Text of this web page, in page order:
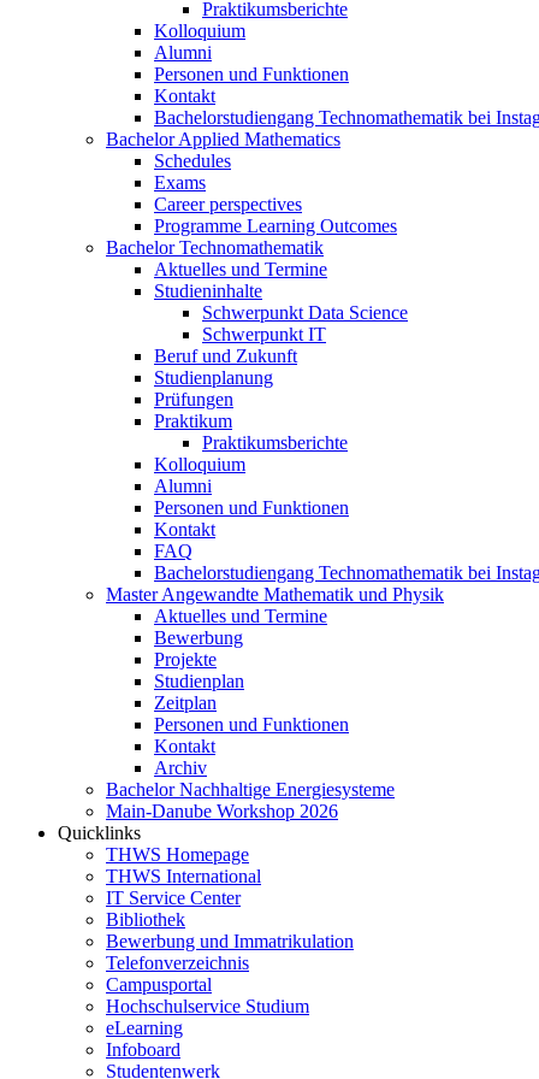
Praktikumsberichte
Kolloquium
Alumni
Personen und Funktionen
Kontakt
Bachelorstudiengang Technomathematik bei
Bachelor Applied Mathematics
Schedules
Exams
Career perspectives
Programme Learning Outcomes
Bachelor Technomathematik
Aktuelles und Termine
Studieninhalte
Schwerpunkt Data Science
Schwerpunkt IT
Beruf und Zukunft
Studienplanung
Prüfungen
Praktikum
Praktikumsberichte
Kolloquium
Alumni
Personen und Funktionen
Kontakt
FAQ
Bachelorstudiengang Technomathematik bei
Master Angewandte Mathematik und Physik
Aktuelles und Termine
Bewerbung
Projekte
Studienplan
Zeitplan
Personen und Funktionen
Kontakt
Archiv
Bachelor Nachhaltige Energiesysteme
Main-Danube Workshop 2026
Quicklinks
THWS Homepage
THWS International
IT Service Center
Bibliothek
Bewerbung und Immatrikulation
Telefonverzeichnis
Campusportal
Hochschulservice Studium
eLearning
Infoboard
Studentenwerk